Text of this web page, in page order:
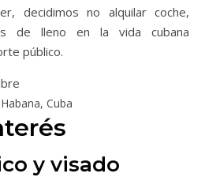
decidimos no alquilar coche,
de lleno en la vida cubana
público.
Cuba
y visado